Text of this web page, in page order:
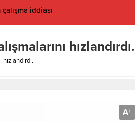
iddiası
hızlandırdı.
A+